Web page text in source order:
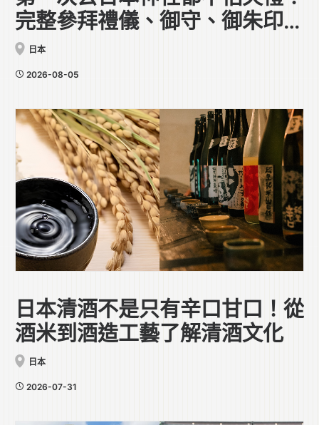
完整參拜禮儀、御守、御朱印全
攻略
日本
2026-08-05
日本清酒不是只有辛口甘口！從
酒米到酒造工藝了解清酒文化
日本
2026-07-31